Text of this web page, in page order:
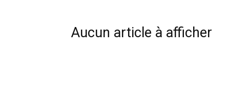
Aucun article à afficher